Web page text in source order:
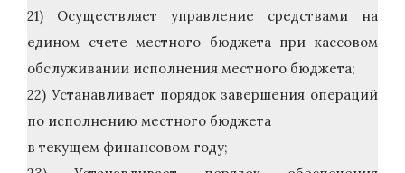
21) Осуществляет управление средствами на
едином счете местного бюджета при кассовом
обслуживании исполнения местного бюджета;
22) Устанавливает порядок завершения операций
по исполнению местного бюджета
в текущем финансовом году;